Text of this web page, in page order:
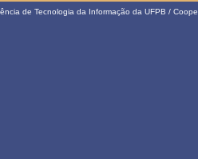
de Tecnologia da Informação da UFPB /